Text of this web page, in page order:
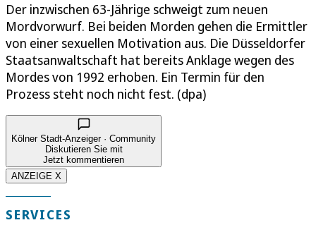
Der inzwischen 63-Jährige schweigt zum neuen
Mordvorwurf. Bei beiden Morden gehen die Ermittler
von einer sexuellen Motivation aus. Die Düsseldorfer
Staatsanwaltschaft hat bereits Anklage wegen des
Mordes von 1992 erhoben. Ein Termin für den
Prozess steht noch nicht fest. (dpa)
Kölner Stadt-Anzeiger · Community
Diskutieren Sie mit
Jetzt kommentieren
ANZEIGE X
SERVICES